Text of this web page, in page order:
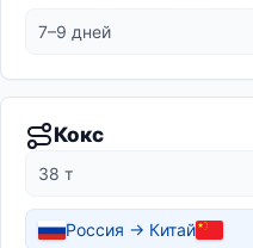
7–9 дней
Кокс
38 т
Россия → Китай